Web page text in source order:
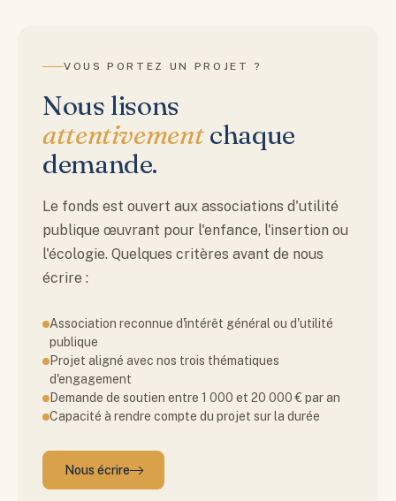
VOUS PORTEZ UN PROJET ?
Nous lisons
attentivementchaque
demande.
Le fonds est ouvert aux associations d'utilité
publique œuvrant pour l'enfance, l'insertion ou
l'écologie. Quelques critères avant de nous
écrire :
Association reconnue d'intérêt général ou d'utilité
publique
Projet aligné avec nos trois thématiques
d'engagement
Demande de soutien entre 1 000 et 20 000 € par an
Capacité à rendre compte du projet sur la durée
Nous écrire